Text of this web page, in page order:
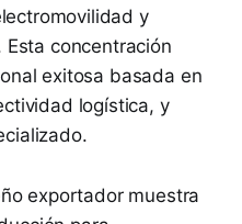
y
concentración
exitosa basada en
logística, y
exportador muestra